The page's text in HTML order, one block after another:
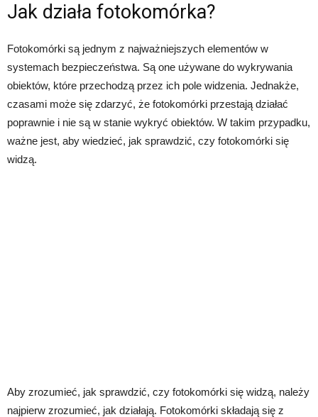
Jak działa fotokomórka?
Fotokomórki są jednym z najważniejszych elementów w
systemach bezpieczeństwa. Są one używane do wykrywania
obiektów, które przechodzą przez ich pole widzenia. Jednakże,
czasami może się zdarzyć, że fotokomórki przestają działać
poprawnie i nie są w stanie wykryć obiektów. W takim przypadku,
ważne jest, aby wiedzieć, jak sprawdzić, czy fotokomórki się
widzą.
Aby zrozumieć, jak sprawdzić, czy fotokomórki się widzą, należy
najpierw zrozumieć, jak działają. Fotokomórki składają się z